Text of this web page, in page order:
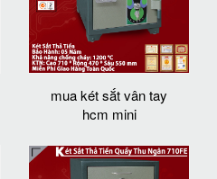
mua két sắt vân tay
hcm mini